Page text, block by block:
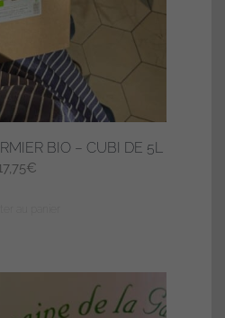
BIO – CUBI DE 5L
€